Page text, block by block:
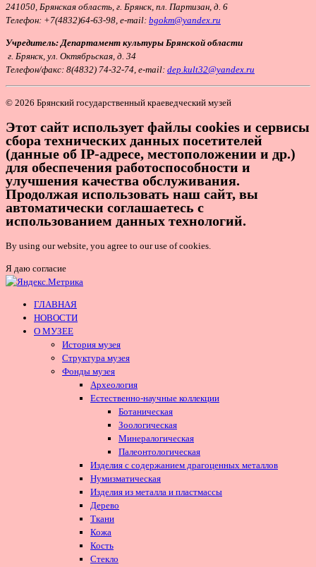
241050, Брянская область, г. Брянск, пл. Партизан, д. 6
Телефон: +7(4832)64-63-98, e-mail: bgokm@yandex.ru
Учредитель: Департамент культуры Брянской области
г. Брянск, ул. Октябрьская, д. 34
Телефон/факс: 8(4832) 74-32-74, e-mail: dep.kult32@yandex.ru
© 2026 Брянский государственный краеведческий музей
Этот сайт использует файлы cookies и сервисы
сбора технических данных посетителей
(данные об IP-адресе, местоположении и др.)
для обеспечения работоспособности и
улучшения качества обслуживания.
Продолжая использовать наш сайт, вы
автоматически соглашаетесь с
использованием данных технологий.
By using our website, you agree to our use of cookies.
Я даю согласие
ГЛАВНАЯ
НОВОСТИ
О МУЗЕЕ
История музея
Структура музея
Фонды музея
Археология
Естественно-научные коллекции
Ботаническая
Зоологическая
Минералогическая
Палеонтологическая
Изделия с содержанием драгоценных металлов
Нумизматическая
Изделия из металла и пластмассы
Дерево
Ткани
Кожа
Кость
Стекло